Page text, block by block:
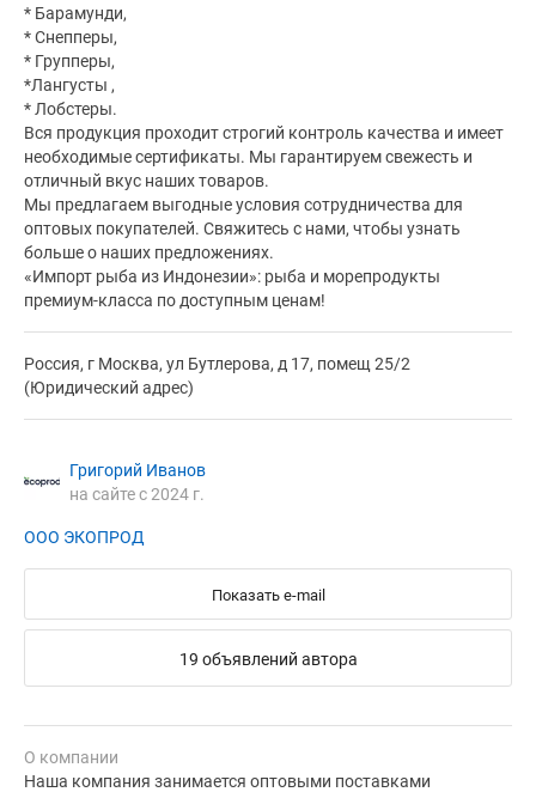
* Барамунди,
* Снепперы,
* Групперы,
*Лангусты ,
* Лобстеры.
Вся продукция проходит строгий контроль качества и имеет
необходимые сертификаты. Мы гарантируем свежесть и
отличный вкус наших товаров.
Мы предлагаем выгодные условия сотрудничества для
оптовых покупателей. Свяжитесь с нами, чтобы узнать
больше о наших предложениях.
«Импорт рыба из Индонезии»: рыба и морепродукты
премиум-класса по доступным ценам!
Россия, г Москва, ул Бутлерова, д 17, помещ 25/2
(Юридический адрес)
Григорий Иванов
на сайте с 2024 г.
ООО ЭКОПРОД
Показать e-mail
19 объявлений автора
О компании
Наша компания занимается оптовыми поставками